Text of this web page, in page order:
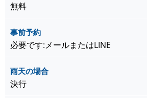
無料
事前予約
必要です:メールまたはLINE
雨天の場合
決行